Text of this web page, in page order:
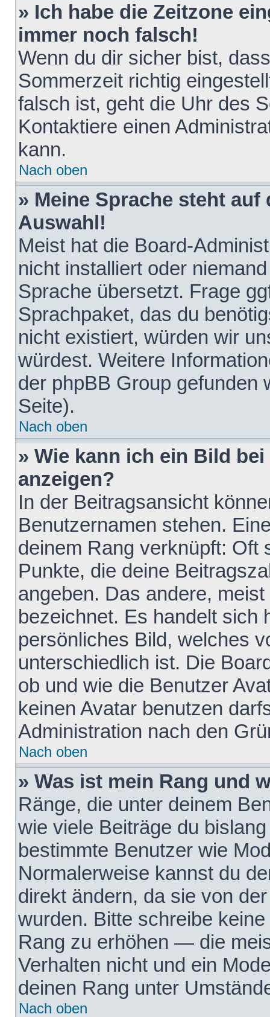
» Ich habe die Zeitzone
immer noch falsch!
Wenn du dir sicher bist,
Sommerzeit richtig
falsch ist, geht die Uhr des
Kontaktiere einen
kann.
Nach oben
» Meine Sprache steht
Auswahl!
Meist hat die Board-
nicht installiert oder
Sprache übersetzt. Frage
Sprachpaket, das du
nicht existiert, würden wir
würdest. Weitere
der phpBB Group gefunden
Seite).
Nach oben
» Wie kann ich ein Bild
anzeigen?
In der Beitragsansicht
Benutzernamen stehen.
deinem Rang verknüpft: Oft
Punkte, die deine
angeben. Das andere,
bezeichnet. Es handelt sich
persönliches Bild, welches
unterschiedlich ist. Die
ob und wie die Benutzer
keinen Avatar benutzen
Administration nach den
Nach oben
» Was ist mein Rang und
Ränge, die unter deinem
wie viele Beiträge du
bestimmte Benutzer wie
Normalerweise kannst du
direkt ändern, da sie von
wurden. Bitte schreibe
Rang zu erhöhen — die
Verhalten nicht und ein
deinen Rang unter
Nach oben